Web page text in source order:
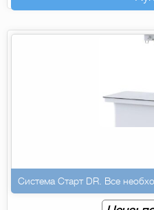
Система Старт DR. Все